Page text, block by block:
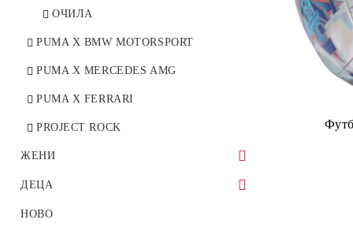
АНЦУЗИ
ЯКЕТА
ОЧИЛА
PUMA X BMW MOTORSPORT
PUMA X MERCEDES AMG
PUMA X FERRARI
PROJECT ROCK
ЖЕНИ
ОБУВКИ
МАРАТОНКИ
ОБЛЕКЛО
ДЕЦА
ОБУВКИ
НОВО